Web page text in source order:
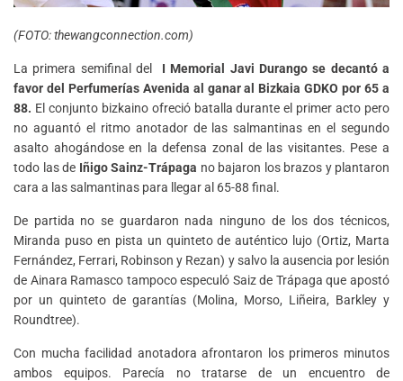
(FOTO: thewangconnection.com)
La primera semifinal del I Memorial Javi Durangose decantó a
favor del Perfumerías Avenida al ganar al Bizkaia GDKO por 65 a
88. El conjunto bizkaino ofreció batalla durante el primer acto pero
no aguantó el ritmo anotador de las salmantinas en el segundo
asalto ahogándose en la defensa zonal de las visitantes. Pese a
todo las de Iñigo Sainz-Trápaga no bajaron los brazos y plantaron
cara a las salmantinas para llegar al 65-88 final.
De partida no se guardaron nada ninguno de los dos técnicos,
Miranda puso en pista un quinteto de auténtico lujo (Ortiz, Marta
Fernández, Ferrari, Robinson y Rezan) y salvo la ausencia por lesión
de Ainara Ramasco tampoco especuló Saiz de Trápaga que apostó
por un quinteto de garantías (Molina, Morso, Liñeira, Barkley y
Roundtree).
Con mucha facilidad anotadora afrontaron los primeros minutos
ambos equipos. Parecía no tratarse de un encuentro de